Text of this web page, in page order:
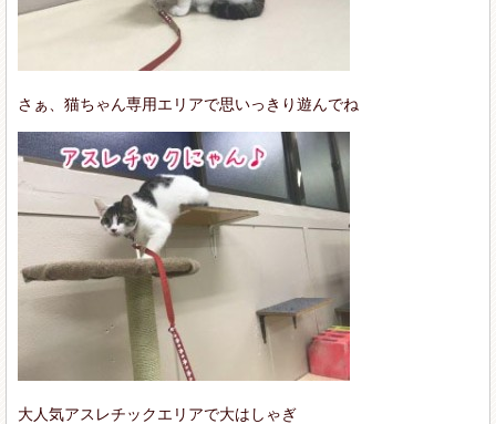
さぁ、猫ちゃん専用エリアで思いっきり遊んでね
大人気アスレチックエリアで大はしゃぎ